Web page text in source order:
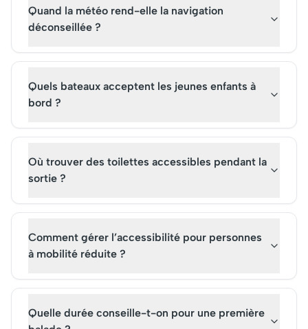
Quand la météo rend-elle la navigation
déconseillée ?
Quels bateaux acceptent les jeunes enfants à
bord ?
Où trouver des toilettes accessibles pendant la
sortie ?
Comment gérer l’accessibilité pour personnes
à mobilité réduite ?
Quelle durée conseille-t-on pour une première